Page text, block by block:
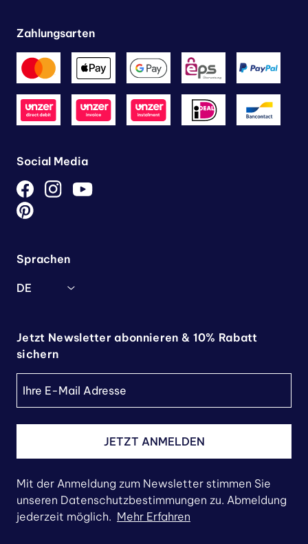
Zahlungsarten
Social Media
Sprachen
DE
Jetzt Newsletter abonnieren & 10% Rabatt
sichern
JETZT ANMELDEN
Mit der Anmeldung zum Newsletter stimmen Sie
unseren Datenschutzbestimmungen zu. Abmeldung
jederzeit möglich. Mehr Erfahren